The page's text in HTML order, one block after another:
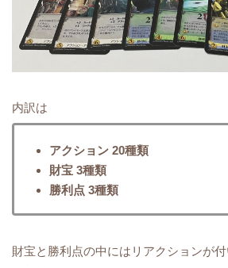
内訳は
アクション 20種類
財宝 3種類
勝利点 3種類
財宝と勝利点の中にはリアクションが